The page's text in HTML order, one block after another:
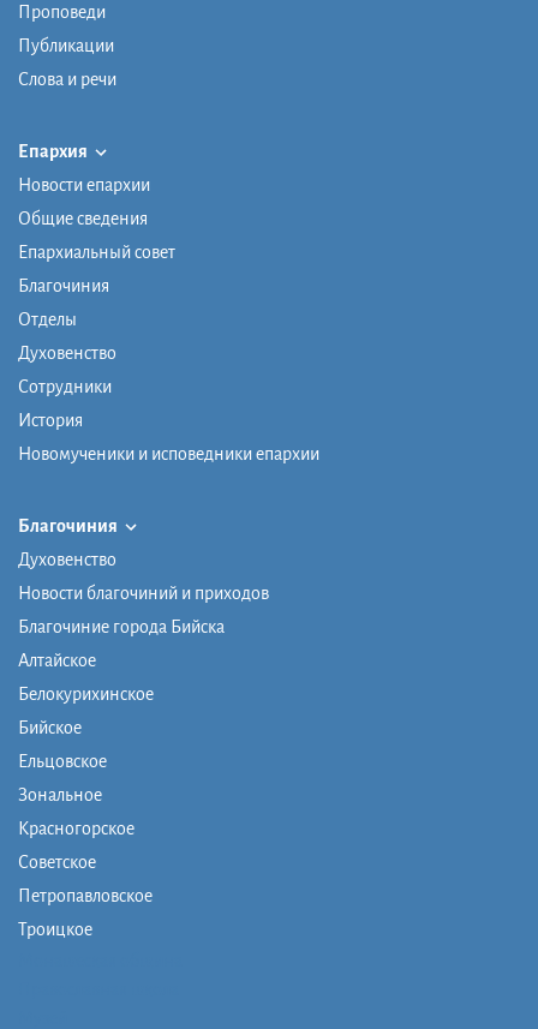
Проповеди
Публикации
Слова и речи
Епархия
Новости епархии
Общие сведения
Епархиальный совет
Благочиния
Отделы
Духовенство
Сотрудники
История
Новомученики и исповедники епархии
Благочиния
Духовенство
Новости благочиний и приходов
Благочиние города Бийска
Алтайское
Белокурихинское
Бийское
Ельцовское
Зональное
Красногорское
Советское
Петропавловское
Троицкое